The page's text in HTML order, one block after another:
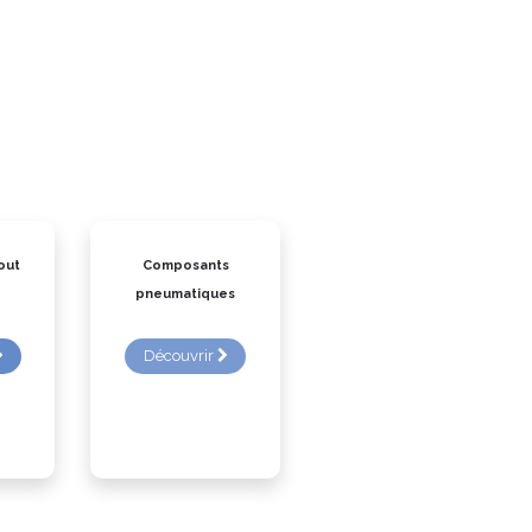
Composants
pneumatiques
Découvrir